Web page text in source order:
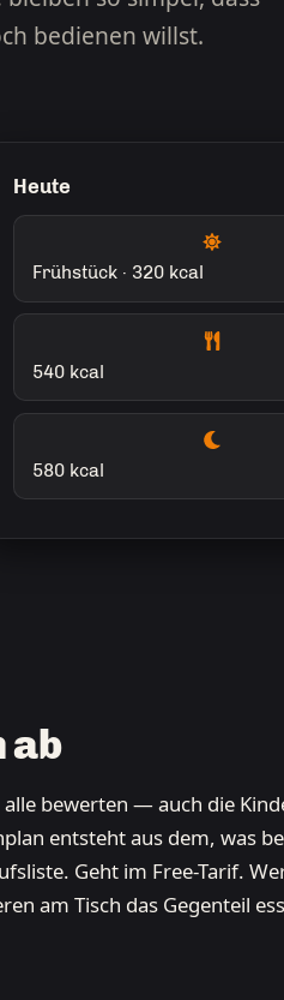
bedienen willst.
Heute
Frühstück · 320 kcal
540 kcal
580 kcal
ab
bewerten — auch die
entsteht aus dem, was
Geht im Free-Tarif.
am Tisch das Gegenteil